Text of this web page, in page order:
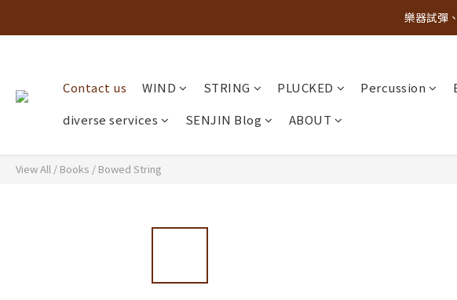
古亭
樂器試彈
Contact us WIND STRING PLUCKED Percussion
diverse services
SENJIN Blog ABOUT
View All / Books / Bowed String